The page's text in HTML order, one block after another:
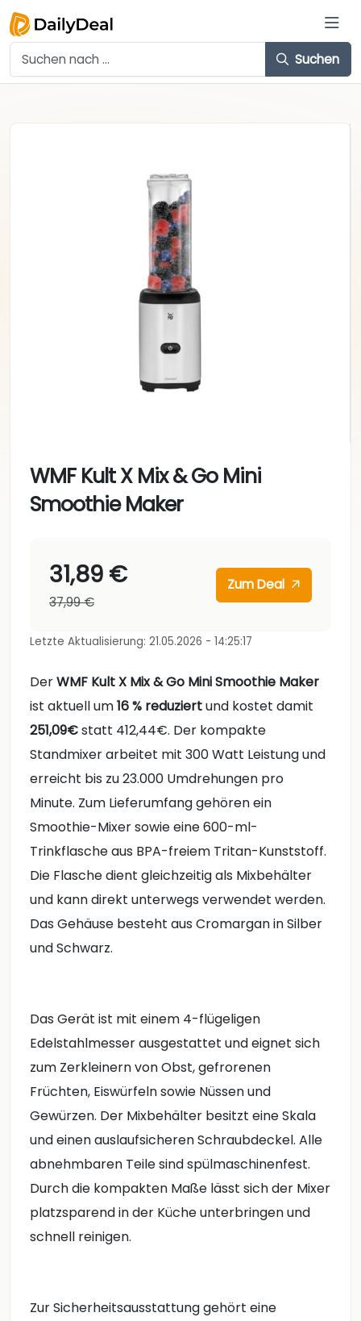
Suchen
WMF Kult X Mix & Go Mini
Smoothie Maker
31,89 €
37,99 €
Zum Deal
Letzte Aktualisierung: 21.05.2026 - 14:25:17
DerWMF Kult X Mix & Go Mini Smoothie Maker
ist aktuell um16 % reduziertund kostet damit
251,09€statt 412,44€. Der kompakte
Standmixer arbeitet mit 300 Watt Leistung und
erreicht bis zu 23.000 Umdrehungen pro
Minute. Zum Lieferumfang gehören ein
Smoothie-Mixer sowie eine 600-ml-
Trinkflasche aus BPA-freiem Tritan-Kunststoff.
Die Flasche dient gleichzeitig als Mixbehälter
und kann direkt unterwegs verwendet werden.
Das Gehäuse besteht aus Cromargan in Silber
und Schwarz.
Das Gerät ist mit einem 4-flügeligen
Edelstahlmesser ausgestattet und eignet sich
zum Zerkleinern von Obst, gefrorenen
Früchten, Eiswürfeln sowie Nüssen und
Gewürzen. Der Mixbehälter besitzt eine Skala
und einen auslaufsicheren Schraubdeckel. Alle
abnehmbaren Teile sind spülmaschinenfest.
Durch die kompakten Maße lässt sich der Mixer
platzsparend in der Küche unterbringen und
schnell reinigen.
Zur Sicherheitsausstattung gehört eine